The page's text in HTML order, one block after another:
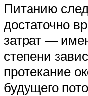
Питанию
достаточно
затрат —
степени
протекание
будущего